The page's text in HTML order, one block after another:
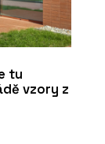
tu
vzory z